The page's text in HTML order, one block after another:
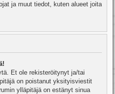
ja muut tiedot, kuten alueet joita
Et ole rekisteröitynyt ja/tai
on poistanut yksityisviestit
ylläpitäjä on estänyt sinua